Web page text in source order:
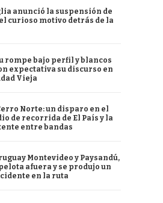
anunció la suspensión de
curioso motivo detrás de la
rompe bajo perfil y blancos
expectativa su discurso en
Vieja
Norte: un disparo en el
de recorrida de El País y la
entre bandas
Montevideo y Paysandú,
afuera y se produjo un
en la ruta